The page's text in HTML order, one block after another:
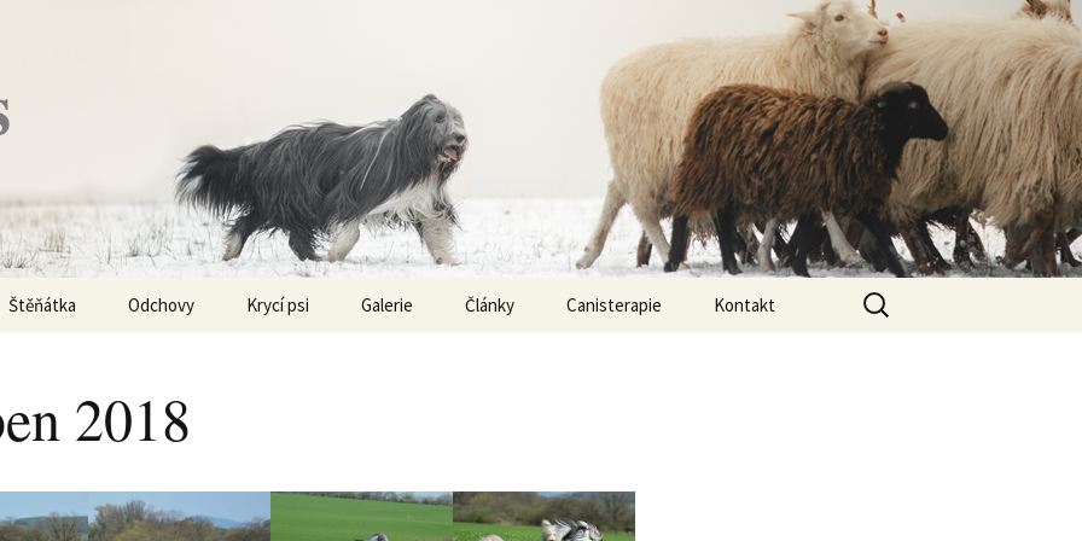
Štěňátka Odchovy
Vrh „O“
Vrh „M“
Krycí psi
Kaer Morhen
Galerie
Ostatní
Články
Barvy u Bearded Collií
Canisterapie Kontakt
Vyhledávání
2018